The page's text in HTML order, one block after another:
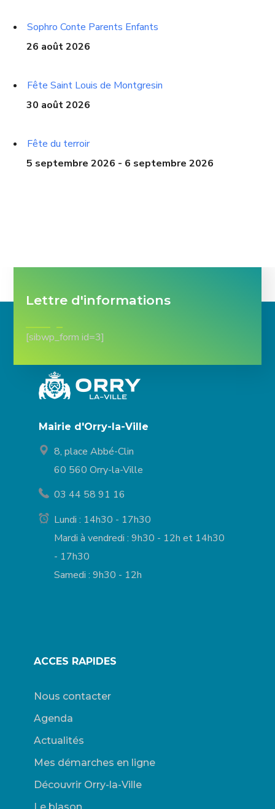
Sophro Conte Parents Enfants
26 août 2026
Fête Saint Louis de Montgresin
30 août 2026
Fête du terroir
5 septembre 2026 - 6 septembre 2026
Lettre d'informations
[sibwp_form id=3]
Mairie d'Orry-la-Ville
8, place Abbé-Clin
60 560 Orry-la-Ville
03 44 58 91 16
Lundi : 14h30 - 17h30
Mardi à vendredi : 9h30 - 12h et 14h30
- 17h30
Samedi : 9h30 - 12h
ACCES RAPIDES
Nous contacter
Agenda
Actualités
Mes démarches en ligne
Découvrir Orry-la-Ville